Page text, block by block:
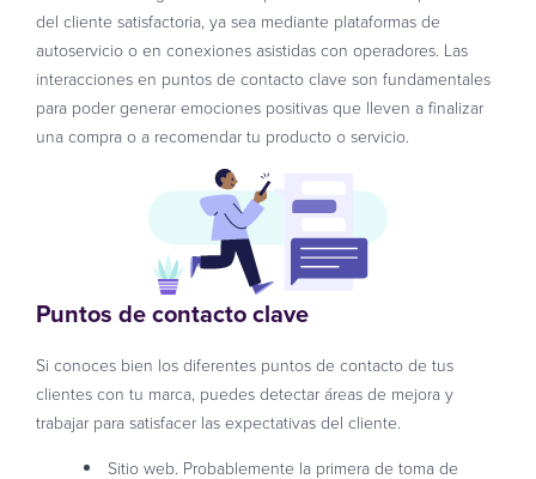
del cliente satisfactoria, ya sea mediante plataformas de
autoservicio o en conexiones asistidas con operadores. Las
interacciones en puntos de contacto clave son fundamentales
para poder generar emociones positivas que lleven a finalizar
una compra o a recomendar tu producto o servicio.
Puntos de contacto clave
Si conoces bien los diferentes puntos de contacto de tus
clientes con tu marca, puedes detectar áreas de mejora y
trabajar para satisfacer las expectativas del cliente.
Sitio web. Probablemente la primera de toma de